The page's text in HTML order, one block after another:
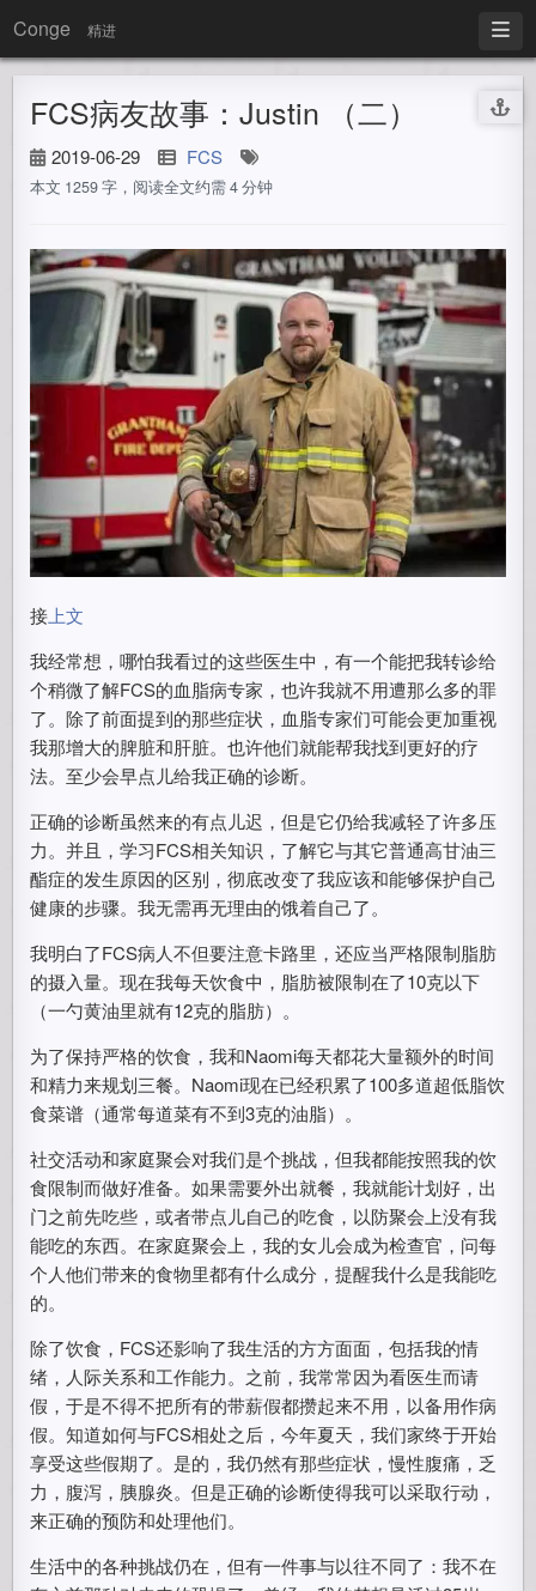
Conge 精进
FCS病友故事：Justin （二）
2019-06-29 FCS
本文 1259 字，阅读全文约需 4 分钟
接 上文
我经常想，哪怕我看过的这些医生中，有一个能把我转诊给
个稍微了解FCS的血脂病专家，也许我就不用遭那么多的罪
了。除了前面提到的那些症状，血脂专家们可能会更加重视
我那增大的脾脏和肝脏。也许他们就能帮我找到更好的疗
法。至少会早点儿给我正确的诊断。
正确的诊断虽然来的有点儿迟，但是它仍给我减轻了许多压
力。并且，学习FCS相关知识，了解它与其它普通高甘油三
酯症的发生原因的区别，彻底改变了我应该和能够保护自己
健康的步骤。我无需再无理由的饿着自己了。
我明白了FCS病人不但要注意卡路里，还应当严格限制脂肪
的摄入量。现在我每天饮食中，脂肪被限制在了10克以下
（一勺黄油里就有12克的脂肪）。
为了保持严格的饮食，我和Naomi每天都花大量额外的时间
和精力来规划三餐。Naomi现在已经积累了100多道超低脂饮
食菜谱（通常每道菜有不到3克的油脂）。
社交活动和家庭聚会对我们是个挑战，但我都能按照我的饮
食限制而做好准备。如果需要外出就餐，我就能计划好，出
门之前先吃些，或者带点儿自己的吃食，以防聚会上没有我
能吃的东西。在家庭聚会上，我的女儿会成为检查官，问每
个人他们带来的食物里都有什么成分，提醒我什么是我能吃
的。
除了饮食，FCS还影响了我生活的方方面面，包括我的情
绪，人际关系和工作能力。之前，我常常因为看医生而请
假，于是不得不把所有的带薪假都攒起来不用，以备用作病
假。知道如何与FCS相处之后，今年夏天，我们家终于开始
享受这些假期了。是的，我仍然有那些症状，慢性腹痛，乏
力，腹泻，胰腺炎。但是正确的诊断使得我可以采取行动，
来正确的预防和处理他们。
生活中的各种挑战仍在，但有一件事与以往不同了：我不在